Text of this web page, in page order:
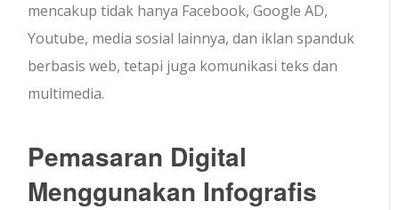
mencakup tidak hanya Facebook, Google AD,
Youtube, media sosial lainnya, dan iklan spanduk
berbasis web, tetapi juga komunikasi teks dan
multimedia.
Pemasaran Digital
Menggunakan Infografis